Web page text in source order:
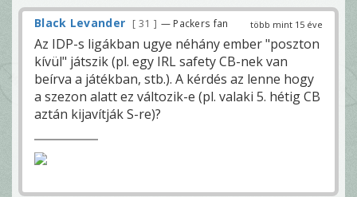
több mint 15 éve
Black Levander 31 — Packers fan
Az IDP-s ligákban ugye néhány ember "poszton
kívül" játszik (pl. egy IRL safety CB-nek van
beírva a játékban, stb.). A kérdés az lenne hogy
a szezon alatt ez változik-e (pl. valaki 5. hétig CB
aztán kijavítják S-re)?